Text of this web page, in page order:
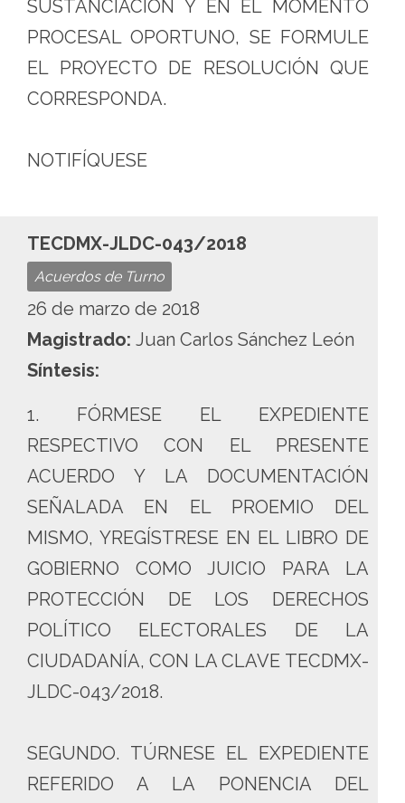
SUSTANCIACIÓN Y EN EL MOMENTO
PROCESAL OPORTUNO, SE FORMULE
EL PROYECTO DE RESOLUCIÓN QUE
CORRESPONDA.
NOTIFÍQUESE
TECDMX-JLDC-043/2018
Acuerdos de Turno
26 de marzo de 2018
Magistrado: Juan Carlos Sánchez León
Síntesis:
1. FÓRMESE EL EXPEDIENTE
RESPECTIVO CON EL PRESENTE
ACUERDO Y LA DOCUMENTACIÓN
SEÑALADA EN EL PROEMIO DEL
MISMO, YREGÍSTRESE EN EL LIBRO DE
GOBIERNO COMO JUICIO PARA LA
PROTECCIÓN DE LOS DERECHOS
POLÍTICO ELECTORALES DE LA
CIUDADANÍA, CON LA CLAVE TECDMX-
JLDC-043/2018.
SEGUNDO. TÚRNESE EL EXPEDIENTE
REFERIDO A LA PONENCIA DEL